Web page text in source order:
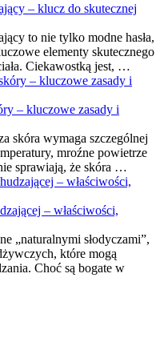
– klucz do skutecznej
to nie tylko modne hasła,
elementy skutecznego
Ciekawostką jest, …
– kluczowe zasady i
skóra wymaga szczególnej
mroźne powietrze
sprawiają, że skóra …
– właściwości,
„naturalnymi słodyczami”,
które mogą
Choć są bogate w